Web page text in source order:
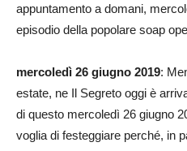
appuntamento a domani,
episodio della popolare soap
mercoledì 26 giugno 2019:
estate, ne Il Segreto oggi è
di questo mercoledì 26 giugno
voglia di festeggiare perché, in